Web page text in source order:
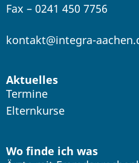
Fax – 0241 450 7756
kontakt@integra-
Aktuelles
Termine
Elternkurse
Wo finde ich was